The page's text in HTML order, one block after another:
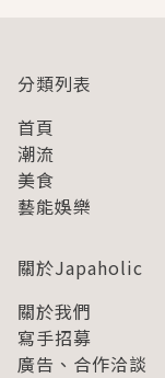
分類列表
首頁
潮流
美食
藝能娛樂
關於Japaholic
關於我們
寫手招募
廣告、合作洽談